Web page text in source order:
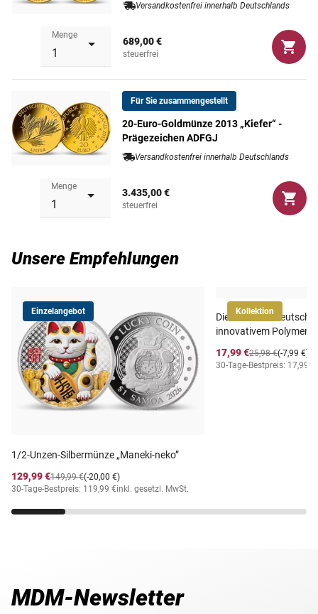
Versandkostenfrei innerhalb Deutschlands
Menge
689,00 €
steuerfrei
Für Sie zusammengestellt
20-Euro-Goldmünze 2013 „Kiefer“ -
Prägezeichen ADFGJ
Versandkostenfrei innerhalb Deutschlands
Menge
3.435,00 €
steuerfrei
Unsere Empfehlungen
Einzelangebot
1/2-Unzen-Silbermünze „Maneki-neko”
129,99 €
(-20,00 €)
149,99 €
30-Tage-Bestpreis: 119,99 €inkl. gesetzl. MwSt.
Kollektion
Die offiziellen
innovativem Polymer-
17,99 €
(-7,99 €)
25,98 €
30-Tage-Bestpreis: 17,99 €
MDM-Newsletter